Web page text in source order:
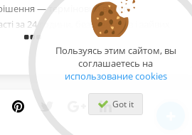
Пользуясь этим сайтом, вы
соглашаетесь на
использование cookies
Got it
— терміновий викуп
за 24 години, без ріелторів і зайвих
та планування
склади, магазини